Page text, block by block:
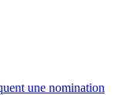
une nomination